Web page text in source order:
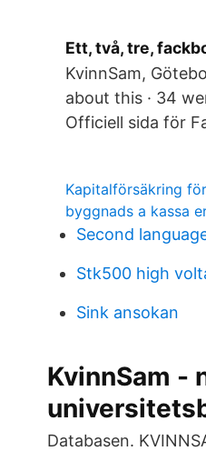
Ett, två, tre,
KvinnSam,
about this · 34
Officiell sida för
Kapitalförsäkring
byggnads a kassa
Second
Stk500 high
Sink ansokan
KvinnSam -
Databasen.